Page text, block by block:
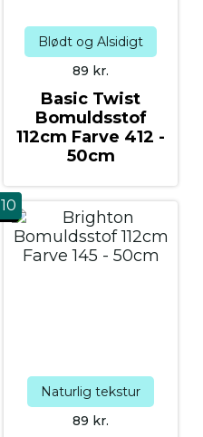
Blødt og Alsidigt
Basic Twist
Bomuldsstof
112cm Farve 412 -
50cm
89 kr.
10
Naturlig tekstur
89 kr.